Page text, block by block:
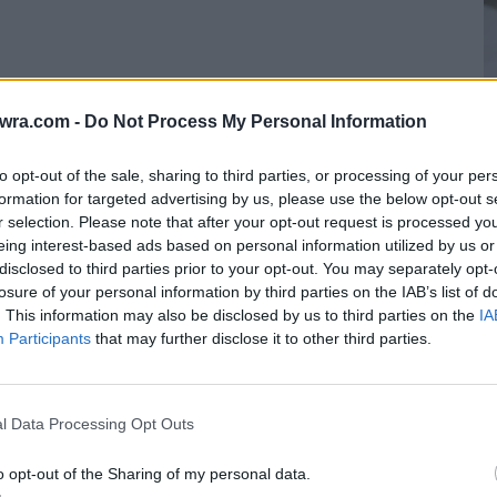
- Do Not Process My Personal Information
opt-out of the sale, sharing to third parties, or processing of your
for targeted advertising by us, please use the below opt-out
selection. Please note that after your opt-out request is processed
interest-based ads based on personal information utilized by us
to third parties prior to your opt-out. You may separately
of your personal information by third parties on the IAB’s list of
This information may also be disclosed by us to third parties on the
Participants that may further disclose it to other third parties.
Data Processing Opt Outs
opt-out of the Sharing of my personal data.
των έργων της πριν λίγες εβδομάδες
και στο μέλλον.
της και σίγουρα θα συμφωνήσετε πως έχει
και την τέχνη